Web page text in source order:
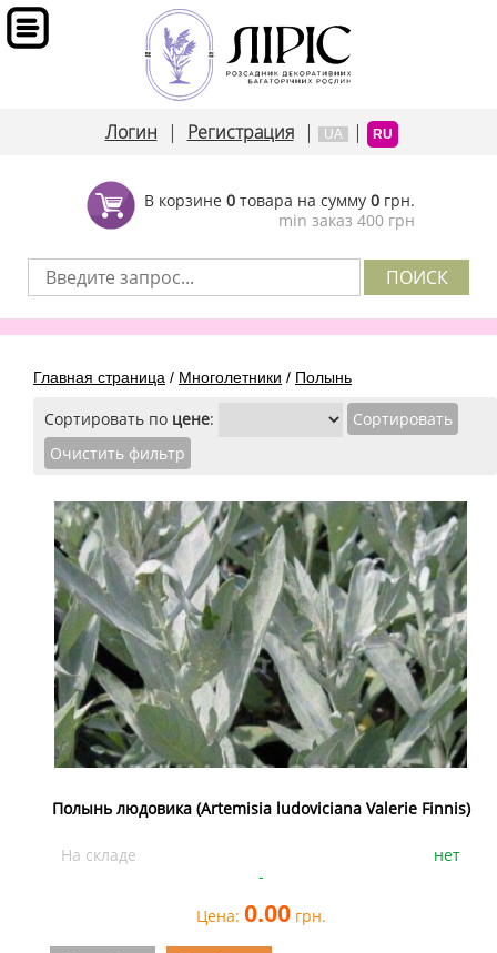
Логин | Регистрация | UA | RU
В корзине 0товара на сумму 0грн.
min заказ 400 грн
Главная страница / Многолетники / Полынь
Сортировать по цене:
Полынь людовика (Artemisia ludoviciana Valerie Finnis)
На складе
нет
-
Цена: 0.00грн.